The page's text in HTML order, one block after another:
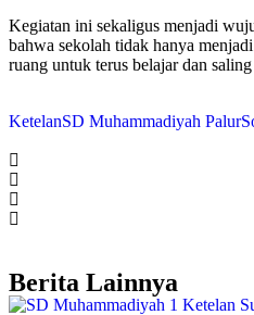
Kegiatan ini sekaligus menjadi
bahwa sekolah tidak hanya
ruang untuk terus belajar dan
KetelanSD Muhammadiyah Palur
Berita Lainnya